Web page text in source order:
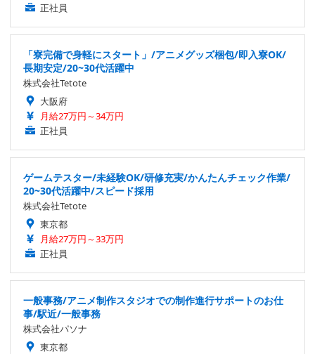
正社員
「寮完備で身軽にスタート」/アニメグッズ梱包/即入寮OK/
長期安定/20~30代活躍中
株式会社Tetote
大阪府
月給27万円～34万円
正社員
ゲームテスター/未経験OK/研修充実/かんたんチェック作業/
20~30代活躍中/スピード採用
株式会社Tetote
東京都
月給27万円～33万円
正社員
一般事務/アニメ制作スタジオでの制作進行サポートのお仕
事/駅近/一般事務
株式会社パソナ
東京都